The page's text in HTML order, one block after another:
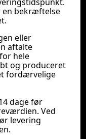
en bekræftelse
eller
aftalte
hele
og produceret
fordærvelige
dage før
Ved
levering